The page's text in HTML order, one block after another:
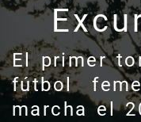
El primer
fútbol
marcha el